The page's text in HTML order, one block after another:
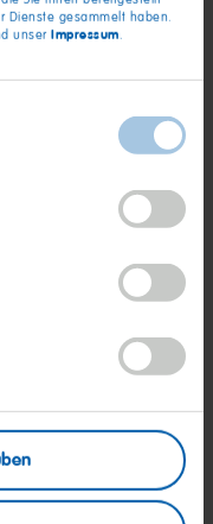
Dienste gesammelt haben.
unser Impressum.